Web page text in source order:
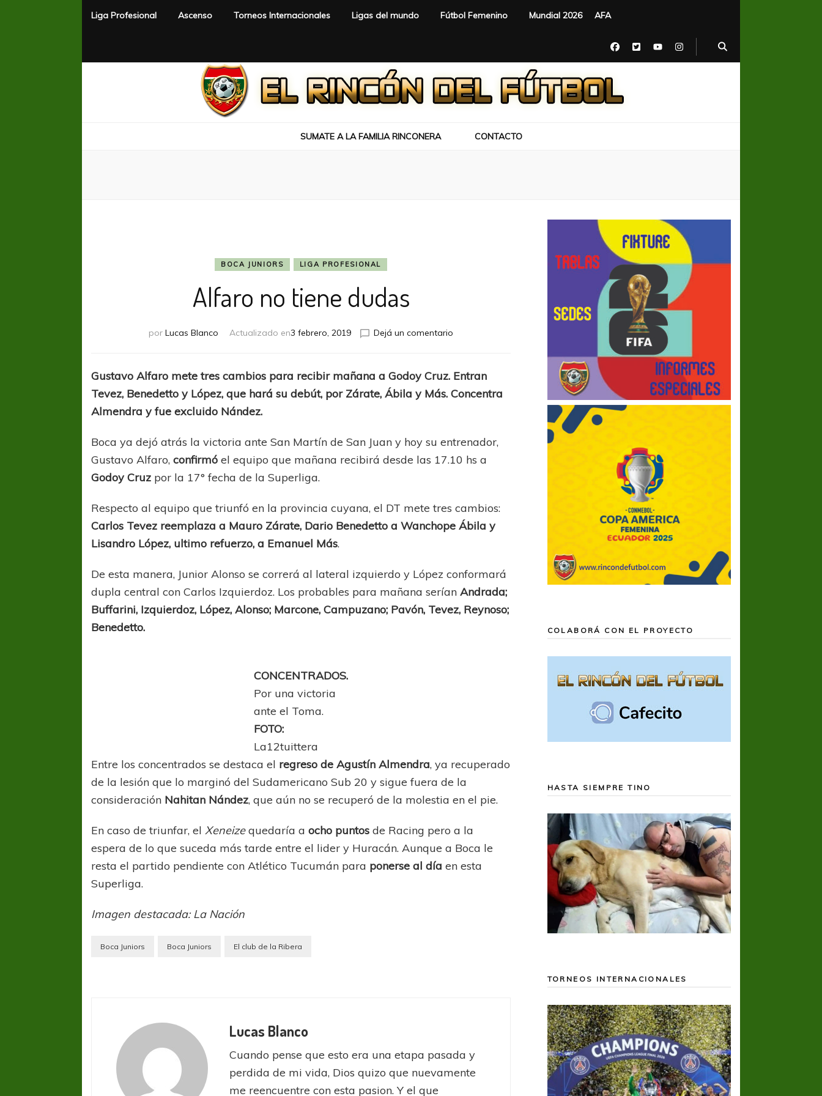
Liga Profesional Ascenso Torneos Internacionales Ligas del mundo Fútbol Femenino Mundial 2026 AFA
SUMATE A LA FAMILIA RINCONERA CONTACTO
BOCA JUNIORS LIGA PROFESIONAL
Alfaro no tiene dudas
por Lucas Blanco Actualizado en3 febrero, 2019 Dejá un comentario
tiene
dudas
Gustavo Alfaro mete tres cambios para recibir mañana a Godoy Cruz. Entran
Tevez, Benedetto y López, que hará su debút, por Zárate, Ábila y Más. Concentra
Almendra y fue excluido Nández.
Boca ya dejó atrás la victoria ante San Martín de San Juan y hoy su entrenador,
Gustavo Alfaro,confirmó el equipo que mañana recibirá desde las 17.10 hs a
Godoy Cruz por la 17° fecha de la Superliga.
Respecto al equipo que triunfó en la provincia cuyana, el DT mete tres cambios:
Carlos Tevez reemplaza a Mauro Zárate, Dario Benedetto a Wanchope Ábila y
Lisandro López, ultimo refuerzo, a Emanuel Más.
De esta manera, Junior Alonso se correrá al lateral izquierdo y López conformará
dupla central con Carlos Izquierdoz. Los probables para mañana seríanAndrada;
Buffarini, Izquierdoz, López, Alonso; Marcone, Campuzano; Pavón, Tevez, Reynoso;
Benedetto.
CONCENTRADOS.
Por una victoria
ante el Toma.
FOTO:
La12tuittera
Entre los concentrados se destaca el regreso de Agustín Almendra, ya recuperado
de la lesión que lo marginó del Sudamericano Sub 20 y sigue fuera de la
consideración Nahitan Nández, que aún no se recuperó de la molestia en el pie.
En caso de triunfar, elXeneizequedaría a ocho puntos de Racing pero a la
espera de lo que suceda más tarde entre el lider y Huracán. Aunque a Boca le
resta el partido pendiente con Atlético Tucumán para ponerse al día en esta
Superliga.
Imagen destacada: La Nación
Boca Juniors Boca Juniors El club de la Ribera
Lucas Blanco
Cuando pense que esto era una etapa pasada y
perdida de mi vida, Dios quizo que nuevamente
me reencuentre con esta pasion. Y el que
COLABORÁ CON EL PROYECTO
HASTA SIEMPRE TINO
TORNEOS INTERNACIONALES